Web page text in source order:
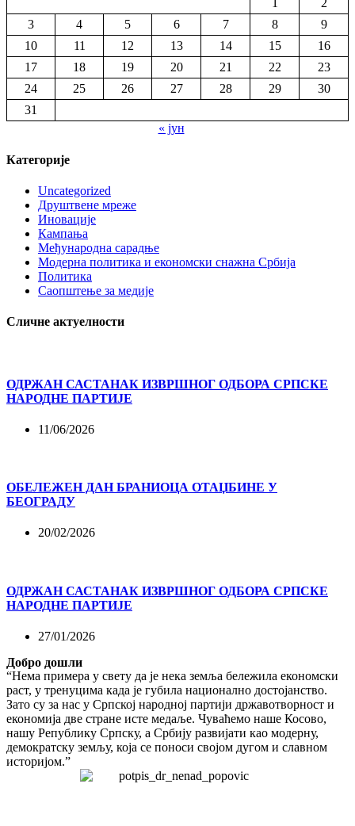
1
2
3
4 5 6 7 8
9
10
11 12 13 14 15
16
17
18 19 20 21 22
23
24
25 26 27 28 29
30
31
« јун
Категорије
Uncategorized
Друштвене мреже
Иновације
Кампања
Међународна сарадње
Модерна политика и економски снажна Србија
Политика
Саопштење за медије
Сличне актуелности
ОДРЖАН САСТАНАК ИЗВРШНОГ ОДБОРА СРПСКЕ
НАРОДНЕ ПАРТИЈЕ
11/06/2026
ОБЕЛЕЖЕН ДАН БРАНИОЦА ОТАЏБИНЕ У
БЕОГРАДУ
20/02/2026
ОДРЖАН САСТАНАК ИЗВРШНОГ ОДБОРА СРПСКЕ
НАРОДНЕ ПАРТИЈЕ
27/01/2026
Добро дошли
“Нема примера у свету да је нека земља бележила економски
раст, у тренуцима када је губила национално достојанство.
Зато су за нас у Српској народној партији државотворност и
економија две стране исте медаље. Чуваћемо наше Косово,
нашу Републику Српску, а Србију развијати као модерну,
демократску земљу, која се поноси својом дугом и славном
историјом.”